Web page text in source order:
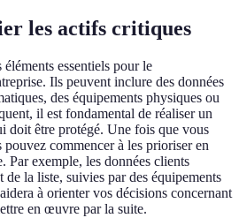
les actifs critiques
essentiels pour le
Ils peuvent inclure des données
des équipements physiques ou
il est fondamental de réaliser un
doit être protégé. Une fois que vous
pouvez commencer à les prioriser en
Par exemple, les données clients
de la liste, suivies par des équipements
à orienter vos décisions concernant
en œuvre par la suite.